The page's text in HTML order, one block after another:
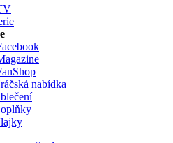
nabídka